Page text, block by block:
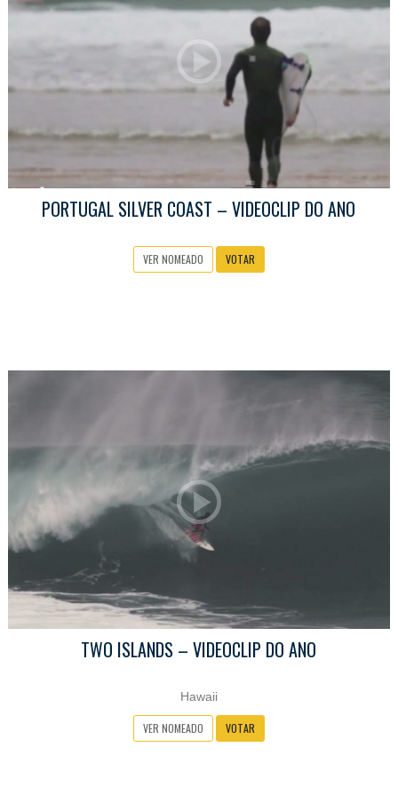
PORTUGAL SILVER COAST – VIDEOCLIP DO ANO
VER NOMEADO VOTAR
TWO ISLANDS – VIDEOCLIP DO ANO
Hawaii
VER NOMEADO VOTAR